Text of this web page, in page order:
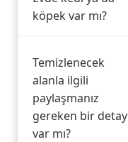
köpek var mı?
Temizlenecek
alanla ilgili
paylaşmanız
gereken bir detay
var mı?